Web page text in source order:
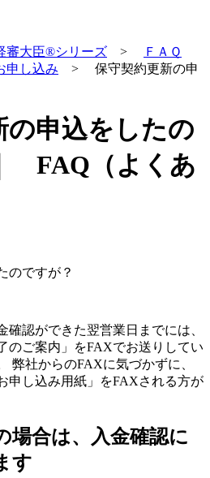
審大臣®シリーズ >
ＦＡＱ
申し込み > 保守契約更新の申
の申込をしたの
FAQ（よくあ
のですが？
確認ができた翌営業日までには、
のご案内」をFAXでお送りしてい
弊社からのFAXに気づかずに、
申し込み用紙」をFAXされる方が
場合は、入金確認に
す